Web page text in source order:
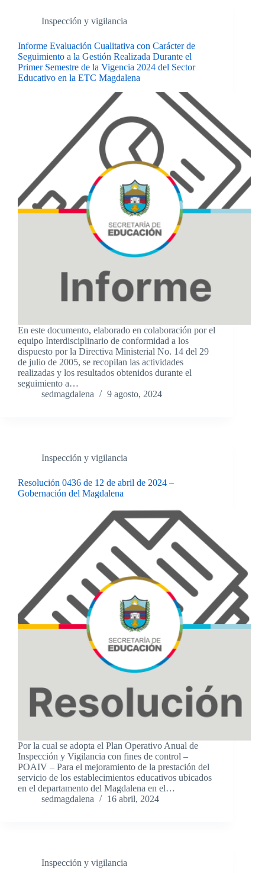
Inspección y vigilancia
Informe Evaluación Cualitativa con Carácter de
Seguimiento a la Gestión Realizada Durante el
Primer Semestre de la Vigencia 2024 del Sector
Educativo en la ETC Magdalena
En este documento, elaborado en colaboración por el
equipo Interdisciplinario de conformidad a los
dispuesto por la Directiva Ministerial No. 14 del 29
de julio de 2005, se recopilan las actividades
realizadas y los resultados obtenidos durante el
seguimiento a…
sedmagdalena
9 agosto, 2024
Inspección y vigilancia
Resolución 0436 de 12 de abril de 2024 –
Gobernación del Magdalena
Por la cual se adopta el Plan Operativo Anual de
Inspección y Vigilancia con fines de control –
POAIV – Para el mejoramiento de la prestación del
servicio de los establecimientos educativos ubicados
en el departamento del Magdalena en el…
sedmagdalena
16 abril, 2024
Inspección y vigilancia